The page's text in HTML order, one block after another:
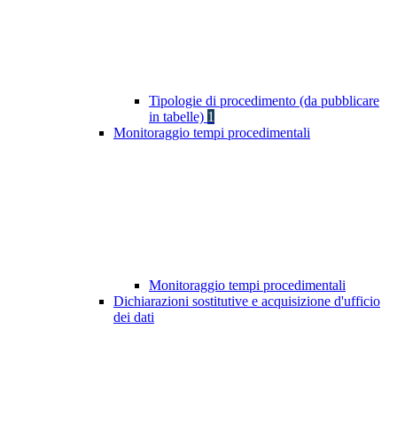
Tipologie di procedimento (da pubblicare
in tabelle) 1
Monitoraggio tempi procedimentali
Monitoraggio tempi procedimentali
Dichiarazioni sostitutive e acquisizione d'ufficio
dei dati